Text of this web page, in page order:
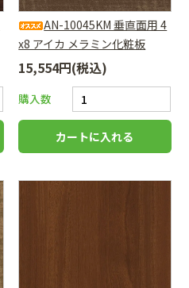
AN-10045KM 垂直面用 4
x8 アイカ メラミン化粧板
15,554円(税込)
購入数